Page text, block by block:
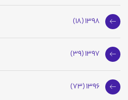
1398 (18)
1397 (39)
1396 (73)